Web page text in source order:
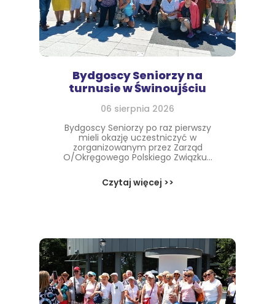
Bydgoscy Seniorzy na
turnusie w Świnoujściu
06 sierpnia 2026
Bydgoscy Seniorzy po raz pierwszy
mieli okazję uczestniczyć w
zorganizowanym przez Zarząd
O/Okręgowego Polskiego Związku...
Czytaj więcej >>